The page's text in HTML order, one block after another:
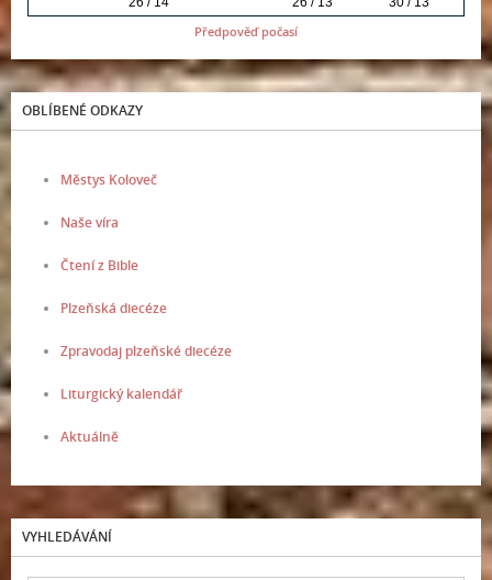
Předpověď počasí
OBLÍBENÉ ODKAZY
Městys Koloveč
Naše víra
Čtení z Bible
Plzeňská diecéze
Zpravodaj plzeňské diecéze
Liturgický kalendář
Aktuálně
VYHLEDÁVÁNÍ